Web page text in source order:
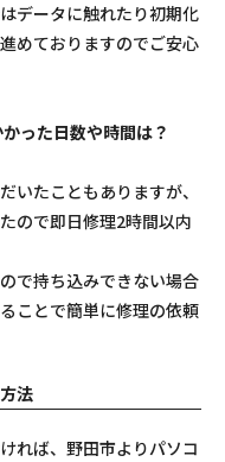
データに触れたり初期化
めておりますのでご安心
った日数や時間は？
いたこともありますが、
ので即日修理2時間以内
で持ち込みできない場合
ことで簡単に修理の依頼
法
れば、野田市よりパソコ